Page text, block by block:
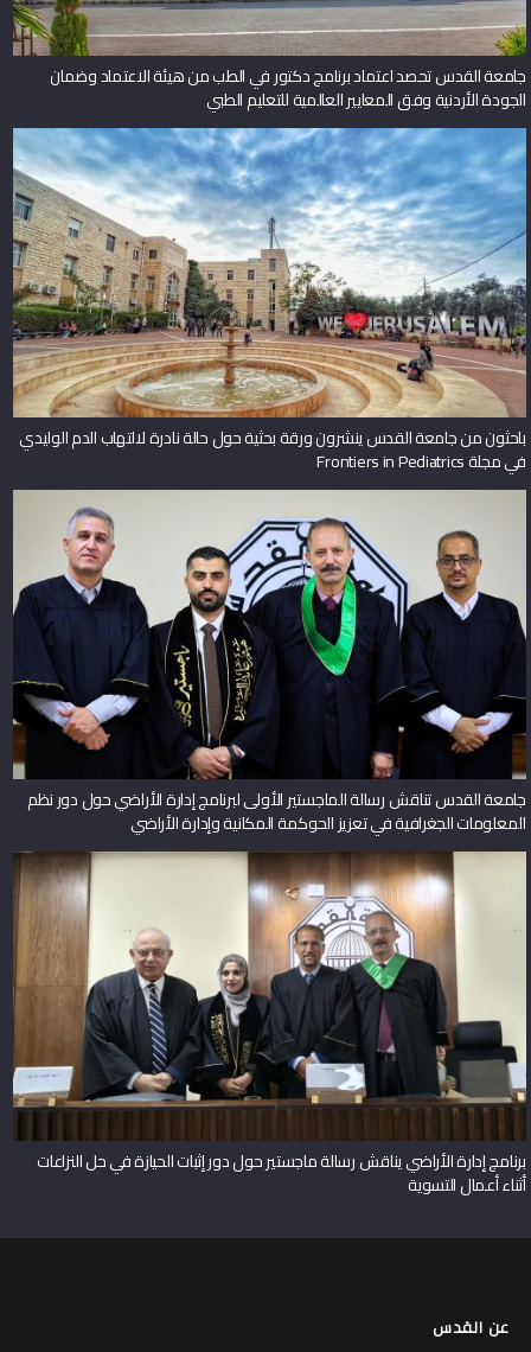
جامعة القدس تحصد اعتماد برنامج دكتور في الطب من هيئة الاعتماد وضمان
الجودة الأردنية وفق المعايير العالمية للتعليم الطبي
باحثون من جامعة القدس ينشرون ورقة بحثية حول حالة نادرة لالتهاب الدم الوليدي
في مجلة Frontiers in Pediatrics
جامعة القدس تناقش رسالة الماجستير الأولى لبرنامج إدارة الأراضي حول دور نظم
المعلومات الجغرافية في تعزيز الحوكمة المكانية وإدارة الأراضي
برنامج إدارة الأراضي يناقش رسالة ماجستير حول دور إثبات الحيازة في حل النزاعات
أثناء أعمال التسوية
عن القدس